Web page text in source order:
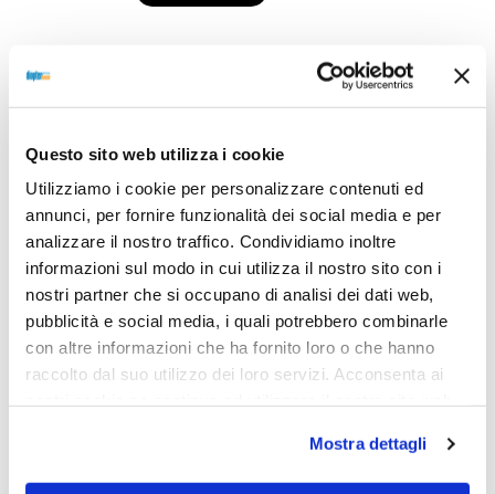
Questo sito web utilizza i cookie
Utilizziamo i cookie per personalizzare contenuti ed
annunci, per fornire funzionalità dei social media e per
analizzare il nostro traffico. Condividiamo inoltre
informazioni sul modo in cui utilizza il nostro sito con i
nostri partner che si occupano di analisi dei dati web,
pubblicità e social media, i quali potrebbero combinarle
con altre informazioni che ha fornito loro o che hanno
raccolto dal suo utilizzo dei loro servizi. Acconsenta ai
Mostra dettagli
nostro negozio non saranno disponibili per la
da OTTICA DIOPTER
Showing the single result
Sold out